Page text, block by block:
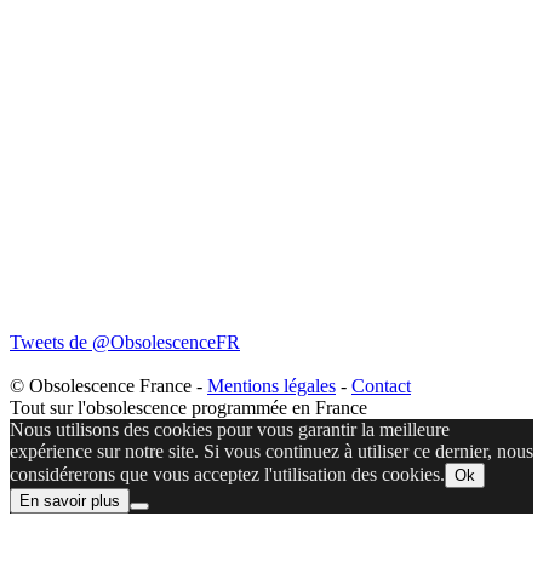
Tweets de @ObsolescenceFR
© Obsolescence France - Mentions légales - Contact
Tout sur l'obsolescence programmée en France
Nous utilisons des cookies pour vous garantir la meilleure
expérience sur notre site. Si vous continuez à utiliser ce dernier, nous
considérerons que vous acceptez l'utilisation des cookies. Ok
En savoir plus